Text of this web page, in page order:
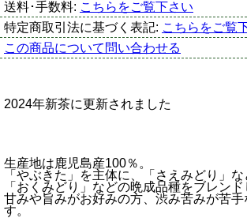
送料･手数料: こちらをご覧下さい
特定商取引法に基づく表記: こちらをご覧
この商品について問い合わせる
2024年新茶に更新されました
生産地は鹿児島産100％。
「やぶきた」を主体に、「さえみどり」な
「おくみどり」などの晩成品種をブレンド
甘みや旨みがお好みの方、渋み苦みが苦
す。